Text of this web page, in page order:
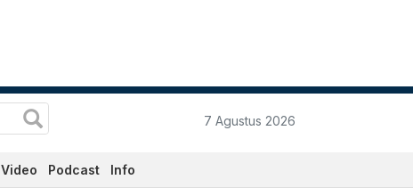
7 Agustus 2026
Video Podcast Info